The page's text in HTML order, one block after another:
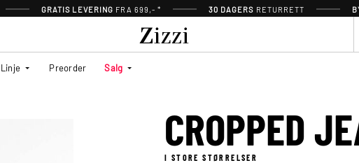
GRATIS LEVERING FRA 699,- * 30 DAGERS RETURRETT
Linje Preorder Salg
CROPPED
I STORE STØRRELSER